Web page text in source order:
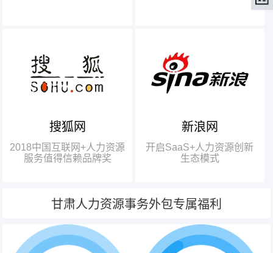
+人力资源服务值得信赖品牌奖”。
搜狐网
2018中国互联网+人力资源
服务值得信赖品牌奖
瑞方人力获得人力资源行业唯
一奖项——“2018中国互联网+人
力资源服务值得信赖品牌奖”
新浪网
开启SaaS+人力资源创新
生态模式
甘肃人力资源事务外包专属福利